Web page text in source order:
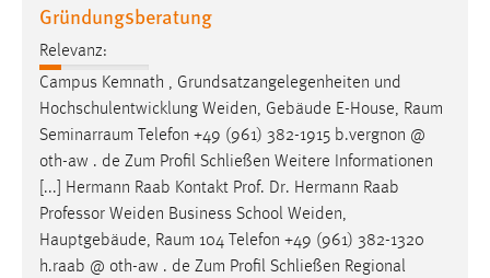
Gründungsberatung
Relevanz:
Campus Kemnath , Grundsatzangelegenheiten und
Hochschulentwicklung Weiden, Gebäude E-House, Raum
Seminarraum Telefon +49 (961) 382-1915 b.vergnon @
oth-aw . de Zum Profil Schließen Weitere Informationen
[...] Hermann Raab Kontakt Prof. Dr. Hermann Raab
Professor Weiden Business School Weiden,
Hauptgebäude, Raum 104 Telefon +49 (961) 382-1320
h.raab @ oth-aw . de Zum Profil Schließen Regional